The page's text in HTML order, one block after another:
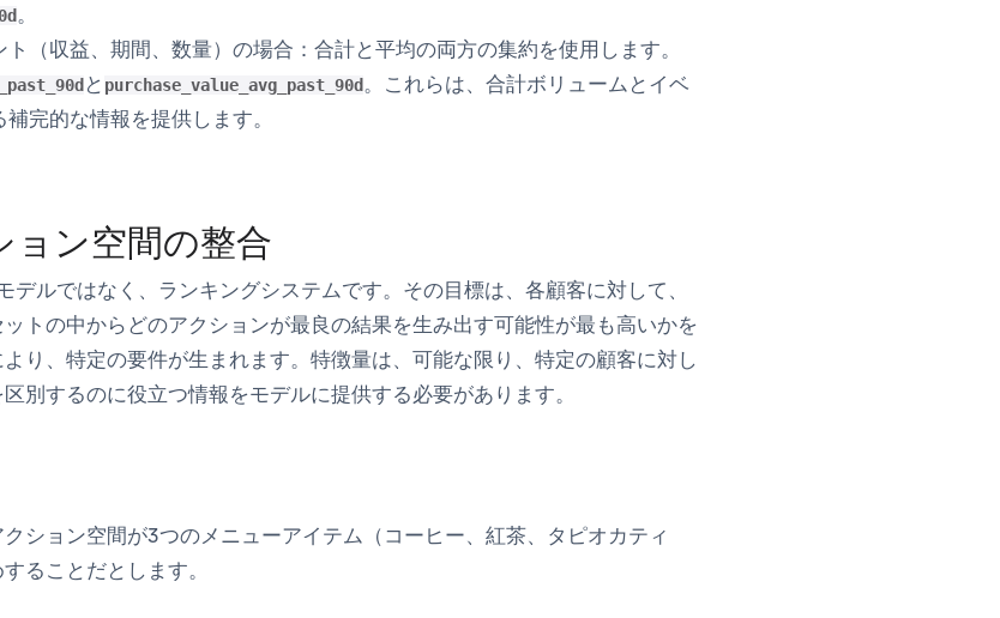
。
（収益、期間、数量）の場合： 合計と平均の両方の集約を使用します。
と purchase_value_avg_past_90d。これらは、合計ボリュームとイベ
完的な情報を提供します。
ョン空間の整合
ルではなく、ランキングシステムです。その目標は、各顧客に対して、
トの中からどのアクションが最良の結果を生み出す可能性が最も高いかを
り、特定の要件が生まれます。 特徴量は、可能な限り、特定の顧客に対し
別するのに役立つ情報をモデルに提供する必要があります。
ション空間が3つのメニューアイテム（コーヒー、紅茶、タピオカティ
ることだとします。